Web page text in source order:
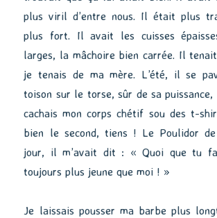
plus viril d’entre nous. Il était plus
plus fort. Il avait les cuisses
larges, la mâchoire bien carrée. Il
je tenais de ma mère. L’été, il se
toison sur le torse, sûr de sa puissance,
cachais mon corps chétif sou des t-
bien le second, tiens ! Le Poulidor
jour, il m’avait dit : « Quoi que tu
toujours plus jeune que moi ! »
Je laissais pousser ma barbe plus